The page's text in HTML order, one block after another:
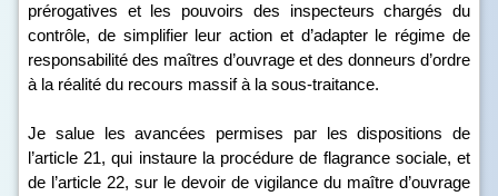
prérogatives et les pouvoirs des inspecteurs chargés du
contrôle, de simplifier leur action et d’adapter le régime de
responsabilité des maîtres d’ouvrage et des donneurs d’ordre
à la réalité du recours massif à la sous-traitance.
Je salue les avancées permises par les dispositions de
l’article 21, qui instaure la procédure de flagrance sociale, et
de l’article 22, sur le devoir de vigilance du maître d’ouvrage